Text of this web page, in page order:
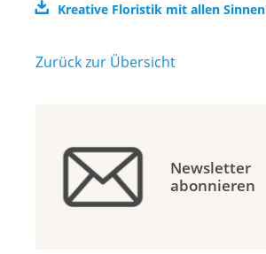
Kreative Floristik mit allen Sinnen
Zurück zur Übersicht
Newsletter
abonnieren